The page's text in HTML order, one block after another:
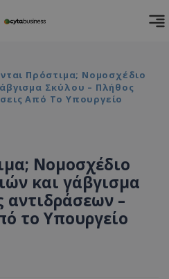
Πρόστιμα; Νομοσχέδιο
Σκύλου – Πλήθος
Από Το Υπουργείο
Νομοσχέδιο
και γάβγισμα
αντιδράσεων –
το Υπουργείο